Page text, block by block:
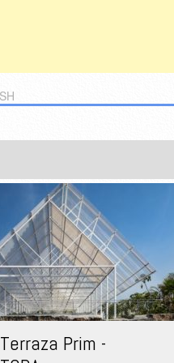
Prim -